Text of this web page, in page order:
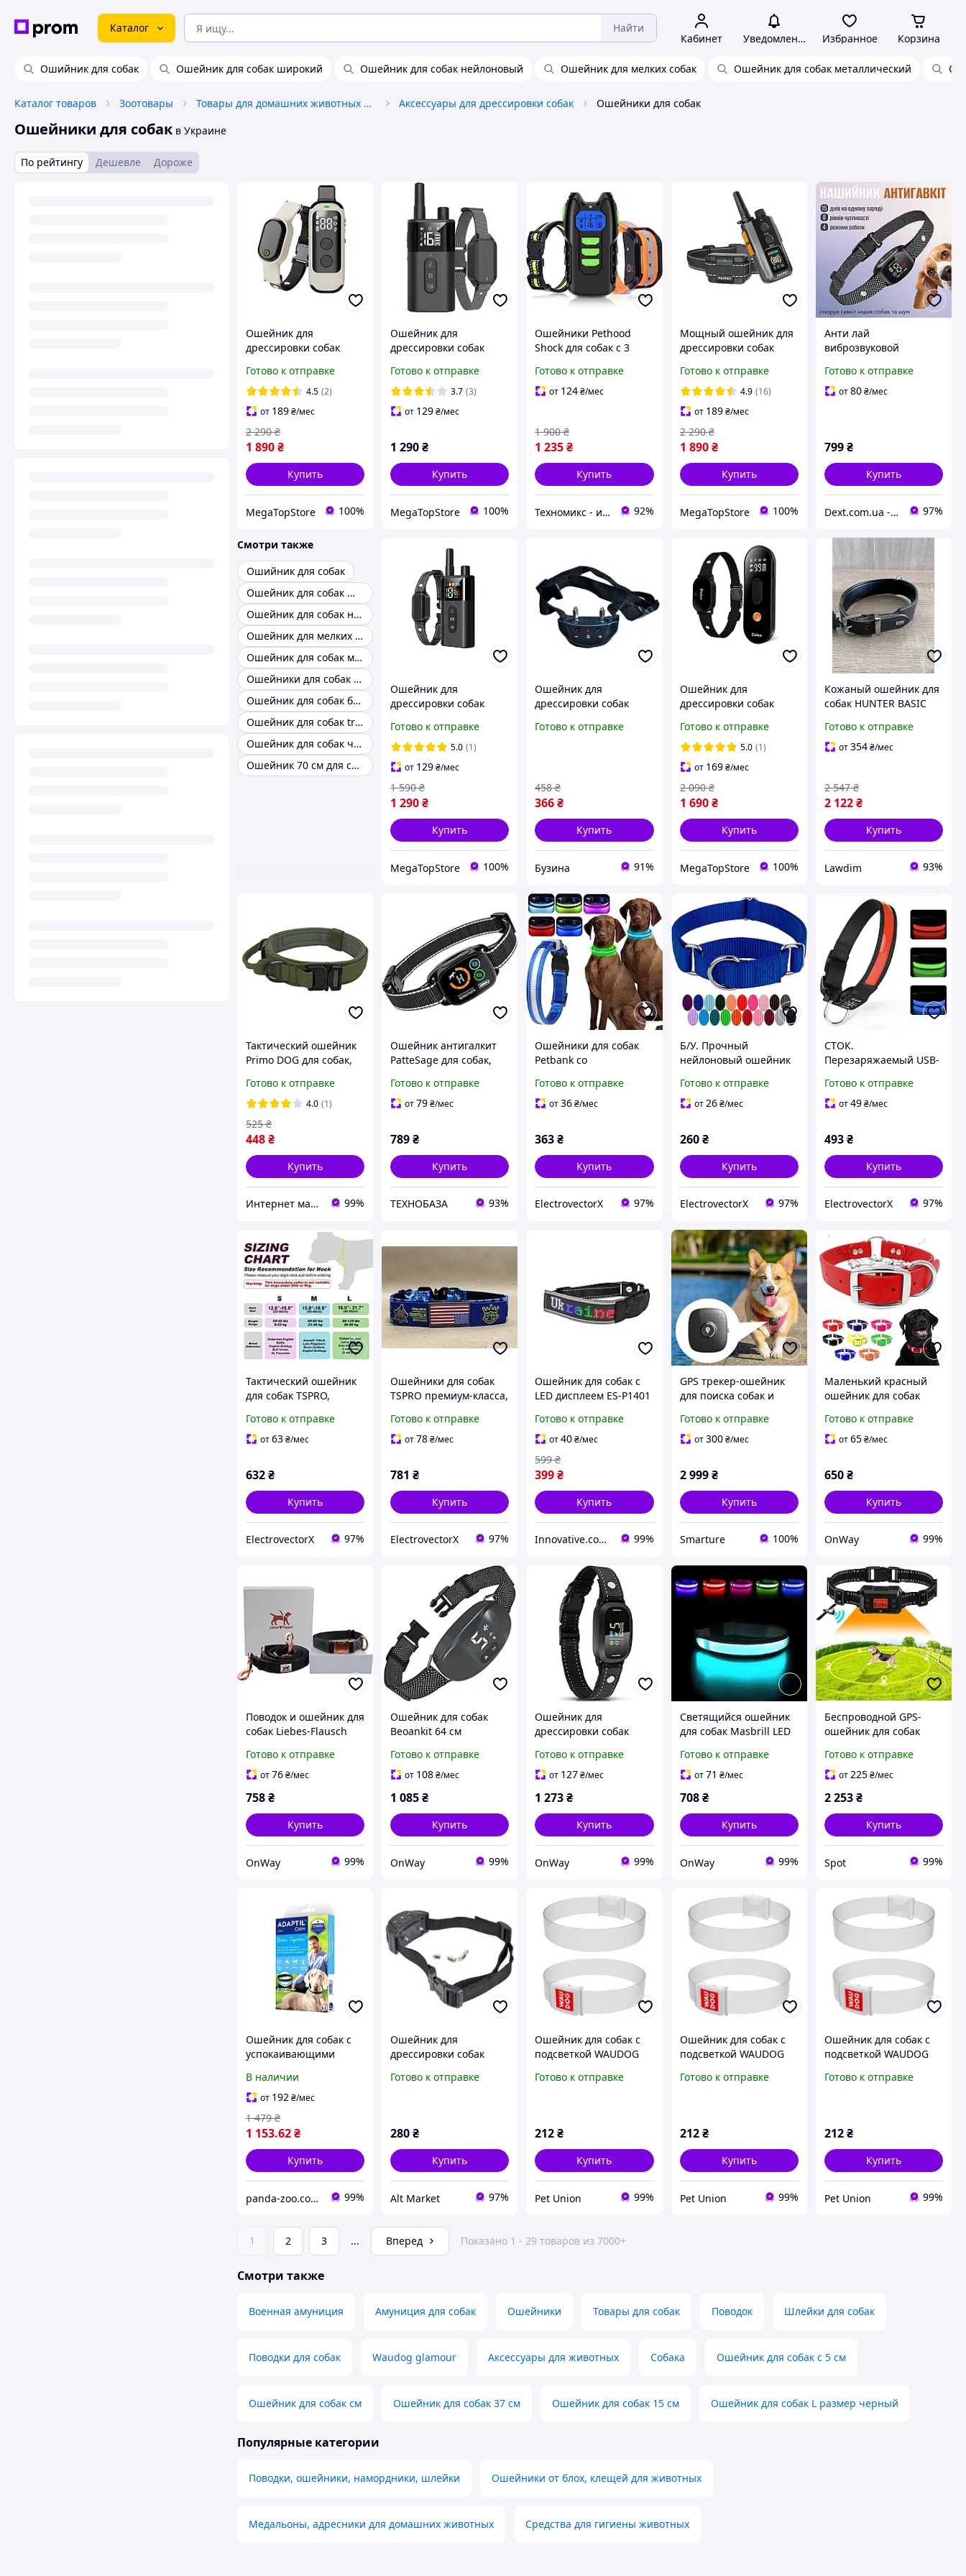
Каталог Найти
Кабинет Уведомления Избранное Корзина
Ошийник для собак Ошейник для собак широкий Ошейник для собак нейлоновый Ошейник для мелких собак Ошейник для собак металлический
Каталог товаров Зоотовары Товары для домашних животных и птиц Аксессуары для дрессировки собак Ошейники для собак
Ошейники для собак в Украине
По рейтингу Дешевле Дороже
Ошейник для
дрессировки собак
тренировочный с
пультом управления,
водонепроницаемый, 3
режима, радиус 800м
Готово к отправке
4.5 (2)
от 189₴/мес
1 890₴
2 290 ₴
Купить
MegaTopStore 100%
Ошейник для
дрессировки собак
тренировки, 1000м, 3
режима, на Li-ion
батареях
Готово к отправке
3.7 (3)
от 129₴/мес
1 290₴
Купить
MegaTopStore 100%
Ошейники Pethood
Shock для собак с 3
звукового сигнала -
Ошейник для
Готово к отправке
от 124₴/мес
1 235₴
1 900 ₴
Купить
Техномикс - интернет - магазин качественной техники, электроники и других товаров для дома и работы 92%
Мощный ошейник для
дрессировки собак
пультом, 800м, 4
режима
Готово к отправке
4.9 (16)
от 189 ₴/мес
1 890 ₴
2 290 ₴
Купить
MegaTopStore 100%
Анти лай
виброзвуковой
Noxon Anti Bark Collar
обучающий ошейник с
Готово к отправке
от80₴/мес
799₴
Купить
Dext.com.ua - Товары для активного отдыха 97%
Смотри также
Ошийник для собак
Ошейник для собак широкий
Ошейник для собак нейлоновый
Ошейник для мелких собак
Ошейник для собак металлический
Ошейники для собак мелких пород
Ошейник для собак белый
Ошейник для собак trixie
Ошейник для собак чихуахуа
Ошейник 70 см для собак
Ошейник для
дрессировки собак
тренировки, антилай
Готово к отправке
5.0 (1)
от 129₴/мес
1 290₴
1 590 ₴
Купить
MegaTopStore 100%
Ошейник для
дрессировки собак
buzyna
Готово к отправке
366₴
458 ₴
Купить
Бузина 91%
Ошейник для
дрессировки собак
тренировочный с
пультом управления,
водонепроницаемый, 3
режима, радиус 1200м
Готово к отправке
5.0 (1)
от 169 ₴/мес
1 690 ₴
2 090 ₴
Купить
MegaTopStore 100%
Кожаный ошейник для
собак HUNTER BASIC
Готово к отправке
от354₴/мес
2 122₴
2 547 ₴
Купить
Lawdim 93%
Тактический ошейник
Primo DOG для собак,
Army Green
Готово к отправке
4.0 (1)
448₴
525 ₴
Купить
Интернет магазин PRIMO 99%
Ошейник антигалкит
PatteSage для собак,
Beep/Vibration, IP67,
черный
Готово к отправке
от79₴/мес
789₴
Купить
ТЕХНОБАЗА 93%
Ошейники для собак
Petbank со
подсветкой
Готово к отправке
от36₴/мес
363₴
Купить
ElectrovectorX 97%
Б/У. Прочный
нейлоновый ошейник
Готово к отправке
от 26 ₴/мес
260 ₴
Купить
ElectrovectorX 97%
СТОК.
Перезаряжаемый USB-
TENXSNUG
Готово к отправке
от49₴/мес
493₴
Купить
ElectrovectorX 97%
Тактический ошейник
для собак TSPRO,
размер M
Готово к отправке
от63₴/мес
632₴
Купить
ElectrovectorX 97%
Ошейники для собак
TSPRO премиум-класса,
Готово к отправке
от78₴/мес
781 ₴
Купить
ElectrovectorX 97%
Ошейник для собак с
LED дисплеем ES-P1401
Готово к отправке
от40₴/мес
399₴
599 ₴
Купить
Innovative.com.ua - Интернет-магазин 99%
GPS трекер-ошейник
для поиска собак и
подсветкой без
подписки mini
Готово к отправке
от300 ₴/мес
2 999 ₴
Купить
Smarture 100%
Маленький красный
ошейник для собак
водонепроницаемый
регулируемый из
пряжкой и D-образным
Готово к отправке
от65₴/мес
650₴
Купить
OnWay 99%
Поводок и ошейник для
собак Liebes-Flausch
регулируемый 28-40 см
черный 2 м
Готово к отправке
от76₴/мес
758₴
Купить
OnWay 99%
Ошейник для собак
Beoankit 64 см
автоматический с
двойной вибрацией
водонепроницаемый
Готово к отправке
от 108₴/мес
1 085₴
Купить
OnWay 99%
Ошейник для
дрессировки собак
регулируемый черный
для малых средних
Готово к отправке
от 127₴/мес
1 273₴
Купить
OnWay 99%
Светящийся ошейник
для собак Masbrill LED
регулируемый 38-50 см
черный
USB
Готово к отправке
от71 ₴/мес
708 ₴
Купить
OnWay 99%
Беспроводной GPS-
ошейник для собак
аккумулятором 1000
мАч радиус 25-820 м
Готово к отправке
от225₴/мес
2 253₴
Купить
Spot 99%
Ошейник для собак с
успокаивающими
средних и крупных
пород Ceva Adaptil M-L
62 см Pan
В наличии
от 192₴/мес
1 153.62₴
1 479 ₴
Купить
panda-zoo.com.ua 99%
Ошейник для
дрессировки собак
Готово к отправке
280₴
Купить
Alt Market 97%
Ошейник для собак с
подсветкой WAUDOG
застежка, 35 см
Готово к отправке
212₴
Купить
Pet Union 99%
Ошейник для собак с
подсветкой WAUDOG
застежка, 45 см
Готово к отправке
212 ₴
Купить
Pet Union 99%
Ошейник для собак с
подсветкой WAUDOG
застежка, 60 см
Готово к отправке
212₴
Купить
Pet Union 99%
1 2 3 ... Вперед Показано 1 - 29 товаров из 7000+
Смотри также
Военная амуниция Амуниция для собак Ошейники Товары для собак Поводок Шлейки для собак
Поводки для собак Waudog glamour Аксессуары для животных Собака Ошейник для собак с 5 см
Ошейник для собак см Ошейник для собак 37 см Ошейник для собак 15 см Ошейник для собак L размер черный
Популярные категории
Поводки, ошейники, намордники, шлейки Ошейники от блох, клещей для животных
Медальоны, адресники для домашних животных Средства для гигиены животных